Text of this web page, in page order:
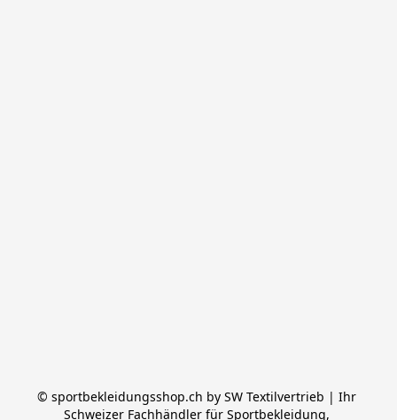
© sportbekleidungsshop.ch by SW Textilvertrieb | Ihr
Schweizer Fachhändler für Sportbekleidung,